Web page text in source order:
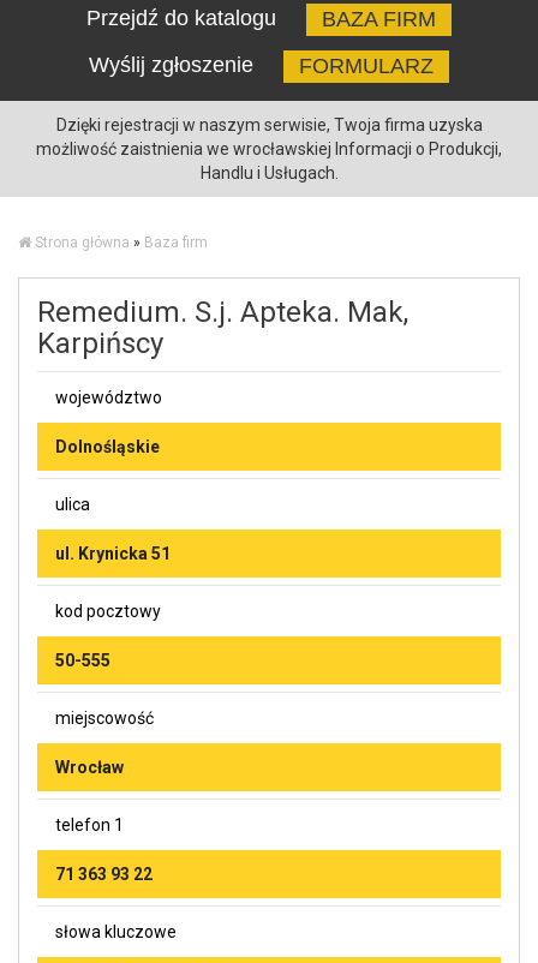
Przejdź do katalogu
BAZA FIRM
Wyślij zgłoszenie
FORMULARZ
Dzięki rejestracji w naszym serwisie, Twoja firma uzyska
możliwość zaistnienia we wrocławskiej Informacji o Produkcji,
Handlu i Usługach.
Strona główna » Baza firm
Remedium. S.j. Apteka. Mak,
Karpińscy
województwo
Dolnośląskie
ulica
ul. Krynicka 51
kod pocztowy
50-555
miejscowość
Wrocław
telefon 1
71 363 93 22
słowa kluczowe